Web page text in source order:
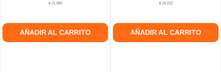
$ 21.484
AÑADIR AL CARRITO
$ 34.152
AÑADIR AL CARRITO